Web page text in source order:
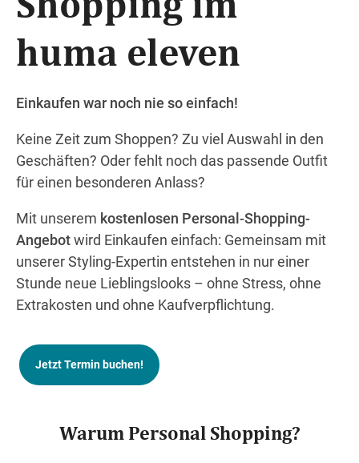
Wegbeschreibung
huma eleven
Einkaufen war noch nie so einfach!
Keine Zeit zum Shoppen? Zu viel Auswahl in den
Geschäften? Oder fehlt noch das passende Outfit
für einen besonderen Anlass?
Mit unserem kostenlosen Personal-Shopping-
Angebotwird Einkaufen einfach: Gemeinsam mit
unserer Styling-Expertin entstehen in nur einer
Stunde neue Lieblingslooks – ohne Stress, ohne
Extrakosten und ohne Kaufverpflichtung.
Jetzt Termin buchen!
Warum Personal Shopping?